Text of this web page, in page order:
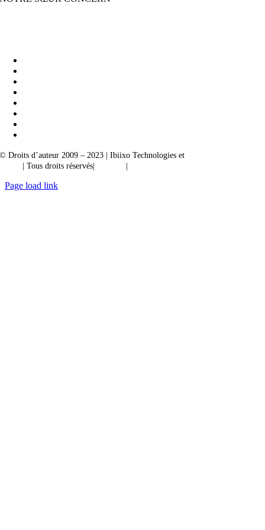
© Droits d’auteur 2009 – 2023 | Ibiixo Technologies et
| Tous droits réservés|
Page load link